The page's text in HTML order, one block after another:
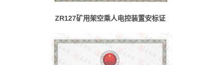
ZR127矿用架空乘人电控装置安标证